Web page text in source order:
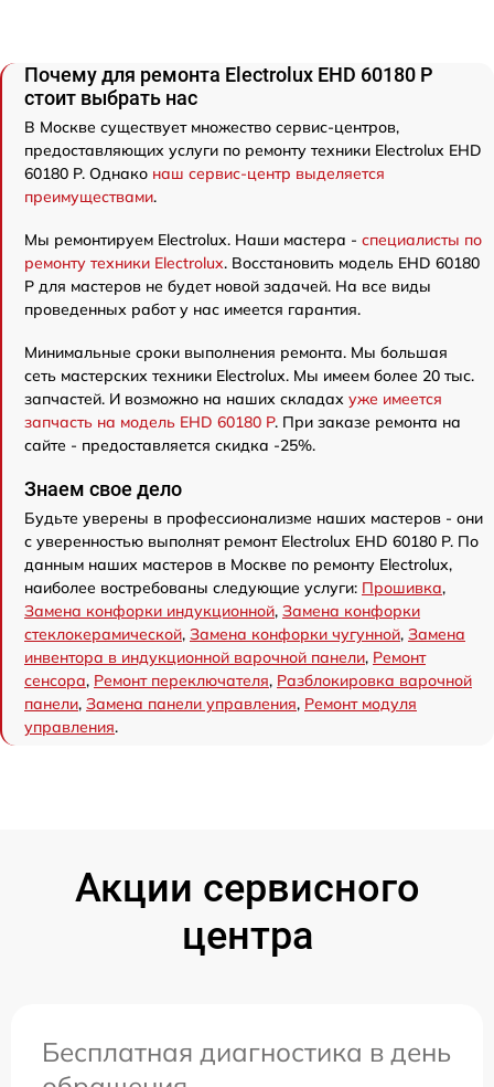
Почему для ремонта Electrolux EHD 60180 P
стоит выбрать нас
В Москве существует множество сервис-центров,
предоставляющих услуги по ремонту техники Electrolux EHD
60180 P. Однако наш сервис-центр выделяется
преимуществами.
Мы ремонтируем Electrolux. Наши мастера - специалисты по
ремонту техники Electrolux. Восстановить модель EHD 60180
P для мастеров не будет новой задачей. На все виды
проведенных работ у нас имеется гарантия.
Минимальные сроки выполнения ремонта. Мы большая
сеть мастерских техники Electrolux. Мы имеем более 20 тыс.
запчастей. И возможно на наших складах уже имеется
запчасть на модель EHD 60180 P. При заказе ремонта на
сайте - предоставляется скидка -25%.
Знаем свое дело
Будьте уверены в профессионализме наших мастеров - они
с уверенностью выполнят ремонт Electrolux EHD 60180 P. По
данным наших мастеров в Москве по ремонту Electrolux,
наиболее востребованы следующие услуги: Прошивка,
Замена конфорки индукционной, Замена конфорки
стеклокерамической, Замена конфорки чугунной, Замена
инвентора в индукционной варочной панели, Ремонт
сенсора, Ремонт переключателя, Разблокировка варочной
панели, Замена панели управления, Ремонт модуля
управления.
Акции сервисного
центра
Бесплатная диагностика в день